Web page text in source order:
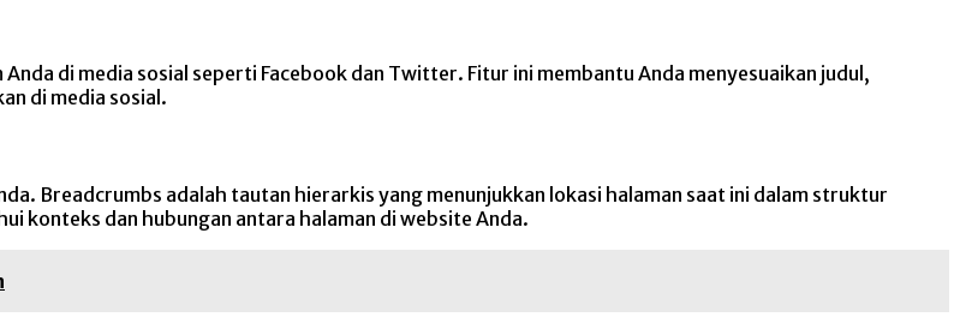
di media sosial seperti Facebook dan Twitter. Fitur ini membantu Anda menyesuaikan judul,
di media sosial.
Breadcrumbs adalah tautan hierarkis yang menunjukkan lokasi halaman saat ini dalam struktur
konteks dan hubungan antara halaman di website Anda.